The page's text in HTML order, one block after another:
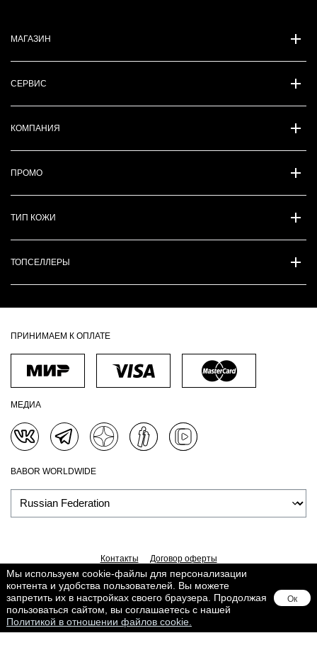
МАГАЗИН
СЕРВИС
КОМПАНИЯ
ПРОМО
ТИП КОЖИ
ТОПСЕЛЛЕРЫ
ПРИНИМАЕМ К ОПЛАТЕ
МЕДИА
BABOR WORLDWIDE
Контакты
Договор оферты
Политика обработки персональных данных
Доставка
Обработка персональных данных
Сведения о Cookies
Поддерживается вLighthouse
Мы используем cookie-файлы для персонализации
контента и удобства пользователей. Вы можете
запретить их в настройках своего браузера. Продолжая
пользоваться сайтом, вы соглашаетесь с нашей
Политикой в отношении файлов cookie.
Ок